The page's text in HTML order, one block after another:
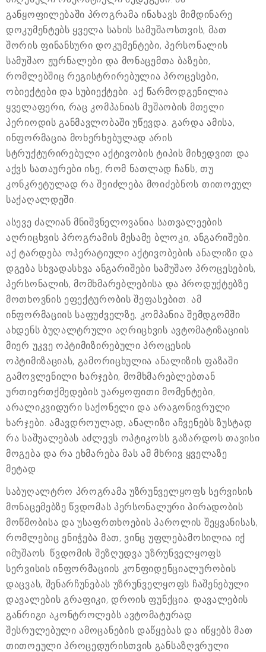
განყოფილებაში პროგრამა ინახავს მიმდინარე
დოკუმენტებს ყველა სახის სამუშაოსთვის, მათ
შორის ფინანსური დოკუმენტები, პერსონალის
სამუშაო ჟურნალები და მონაცემთა ბაზები,
რომლებშიც რეგისტრირებულია პროცესები,
ობიექტები და სუბიექტები. აქ წარმოდგენილია
ყველაფერი, რაც კომპანიას მუშაობის მთელი
პერიოდის განმავლობაში უწევდა. გარდა ამისა,
ინფორმაცია მოხერხებულად არის
სტრუქტურირებული აქტივობის ტიპის მიხედვით და
აქვს სათაურები ისე, რომ ნათლად ჩანს, თუ
კონკრეტულად რა შეიძლება მოიძებნოს თითოეულ
საქაღალდეში.
ასევე ძალიან მნიშვნელოვანია სათვალეების
აღრიცხვის პროგრამის მესამე ბლოკი, ანგარიშები.
აქ ტარდება ოპერატიული აქტივობების ანალიზი და
დგება სხვადასხვა ანგარიშები სამუშაო პროცესების,
პერსონალის, მომხმარებლებისა და პროდუქტებზე
მოთხოვნის ეფექტურობის შეფასებით. ამ
ინფორმაციის საფუძველზე, კომპანია შემდგომში
ახდენს ბუღალტრული აღრიცხვის ავტომატიზაციის
მიერ უკვე ოპტიმიზირებული პროცესის
ოპტიმიზაციას, გამორიცხულია ანალიზის ფაზაში
გამოვლენილი ხარჯები, მომხმარებლებთან
ურთიერთქმედების უარყოფითი მომენტები,
არალიკვიდური საქონელი და არაგონივრული
ხარჯები. ამავდროულად, ანალიზი აჩვენებს ზუსტად
რა საშუალებას აძლევს ოპტიკოსს გაზარდოს თავისი
მოგება და რა ეხმარება მას ამ მხრივ ყველაზე
მეტად.
საბუღალტრო პროგრამა უზრუნველყოფს სერვისის
მონაცემებზე წვდომას პერსონალური პირადობის
მოწმობისა და უსაფრთხოების პაროლის შეყვანისას,
რომლებიც ენიჭება მათ, ვინც უფლებამოსილია იქ
იმუშაოს. წვდომის შეზღუდვა უზრუნველყოფს
სერვისის ინფორმაციის კონფიდენციალურობის
დაცვას, შენარჩუნებას უზრუნველყოფს ჩაშენებული
დავალების გრაფიკი, დროის ფუნქცია. დავალების
განრიგი აკონტროლებს ავტომატურად
შესრულებული ამოცანების დაწყებას და იწყებს მათ
თითოეული პროცედურისთვის განსაზღვრული